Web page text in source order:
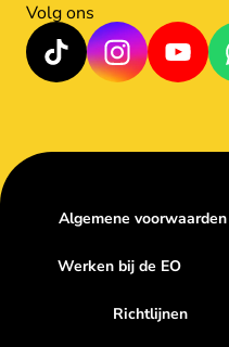
Volg ons
Algemene voorwaarden
Werken bij de EO
Richtlijnen